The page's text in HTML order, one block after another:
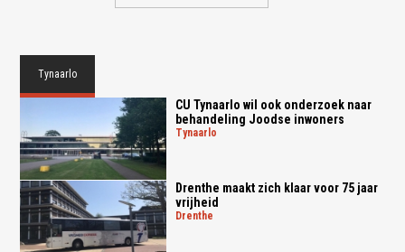
Tynaarlo
CU Tynaarlo wil ook onderzoek naar
behandeling Joodse inwoners
tynaarlo
Drenthe maakt zich klaar voor 75 jaar
vrijheid
drenthe